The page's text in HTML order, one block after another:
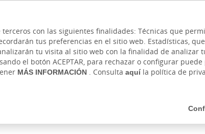
con las siguientes finalidades: Técnicas que
tus preferencias en el sitio web. Estadísticas,
tu visita al sitio web con la finalidad de
el botón ACEPTAR, para rechazar o configurar
MÁS INFORMACIÓN. Consulta aquíla política de
Y EMPRENDEDORES EMPRESAS